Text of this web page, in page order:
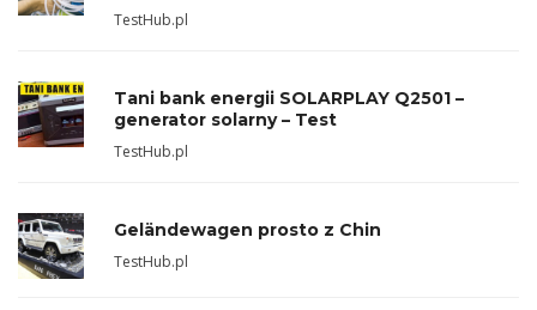
TestHub.pl
Tani bank energii SOLARPLAY Q2501 –
generator solarny – Test
TestHub.pl
Geländewagen prosto z Chin
TestHub.pl